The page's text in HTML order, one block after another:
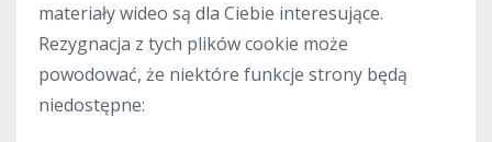
materiały wideo są dla Ciebie interesujące.
Rezygnacja z tych plików cookie może
powodować, że niektóre funkcje strony będą
niedostępne: